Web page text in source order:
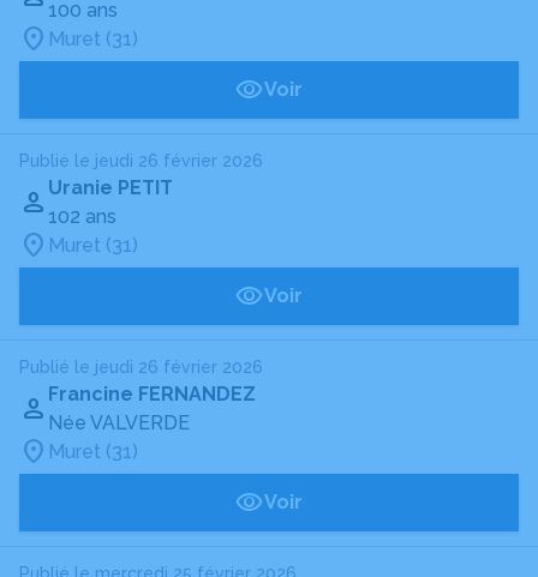
100 ans
Muret (31)
Voir
Publié le jeudi 26 février 2026
Uranie PETIT
102 ans
Muret (31)
Voir
Publié le jeudi 26 février 2026
Francine FERNANDEZ
Née VALVERDE
Muret (31)
Voir